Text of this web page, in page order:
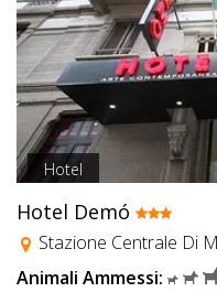
Hotel
Hotel Demó
Stazione Centrale Di
Animali Ammessi: